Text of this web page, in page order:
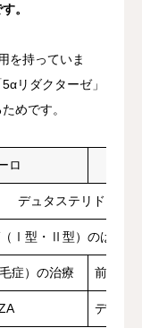
。
を持っていま
リダクターゼ」
めです。
ロ
デュタステリド
Ⅰ型・Ⅱ型）のはたら
症）の治療 前立腺
デュタ